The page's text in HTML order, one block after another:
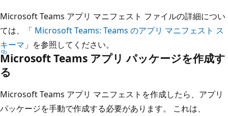
Microsoft Teams アプリ マニフェスト ファイルの詳細につい
ては、「 Microsoft Teams: Teams のアプリ マニフェスト ス
キーマ 」を参照してください。
Microsoft Teams アプリ パッケージを作成す
る
Microsoft Teams アプリ マニフェストを作成したら、アプリ
パッケージを手動で作成する必要があります。 これは、